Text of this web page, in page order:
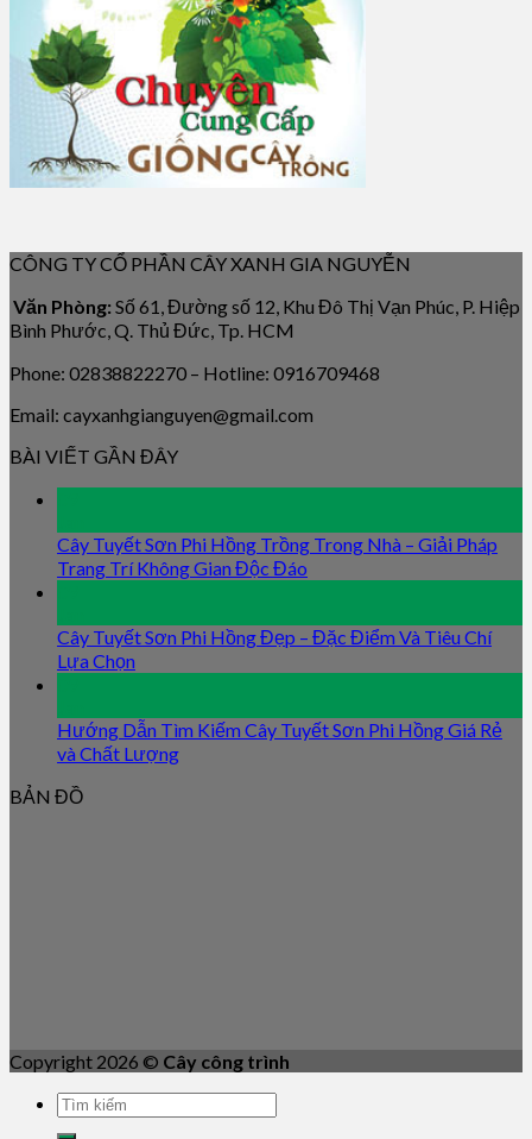
CÔNG TY CỔ PHẦN CÂY XANH GIA NGUYỄN
Văn Phòng: Số 61, Đường số 12, Khu Đô Thị Vạn Phúc, P. Hiệp
Bình Phước, Q. Thủ Đức, Tp. HCM
Phone: 02838822270 – Hotline: 0916709468
Email: cayxanhgianguyen@gmail.com
BÀI VIẾT GẦN ĐÂY
Cây Tuyết Sơn Phi Hồng Trồng Trong Nhà – Giải Pháp
Trang Trí Không Gian Độc Đáo
Cây Tuyết Sơn Phi Hồng Đẹp – Đặc Điểm Và Tiêu Chí
Lựa Chọn
Hướng Dẫn Tìm Kiếm Cây Tuyết Sơn Phi Hồng Giá Rẻ
và Chất Lượng
BẢN ĐỒ
Copyright 2026 © Cây công trình